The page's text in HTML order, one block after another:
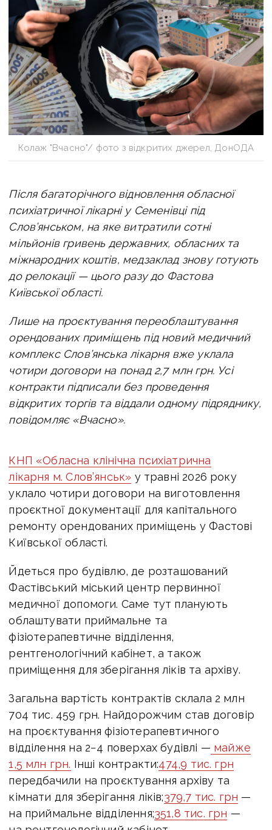
Колаж "Вчасно"/ фото з відкритих джерел, ДонОДА
Після багаторічного відновлення обласної
психіатричної лікарні у Семенівці під
Слов’янськом, на яке витратили сотні
мільйонів гривень державних, обласних та
міжнародних коштів, медзаклад знову готують
до релокації — цього разу до Фастова
Київської області.
Лише на проєктування переоблаштування
орендованих приміщень під новий медичний
комплекс Слов’янська лікарня вже уклала
чотири договори на понад 2,7 млн грн. Усі
контракти підписали без проведення
відкритих торгів та віддали одному підряднику,
повідомляє «Вчасно».
КНП «Обласна клінічна психіатрична
лікарня м. Слов’янськ» у травні 2026 року
уклало чотири договори на виготовлення
проєктної документації для капітального
ремонту орендованих приміщень у Фастові
Київської області.
Йдеться про будівлю, де розташований
Фастівський міський центр первинної
медичної допомоги. Саме тут планують
облаштувати приймальне та
фізіотерапевтичне відділення,
рентгенологічний кабінет, а також
приміщення для зберігання ліків та архіву.
Загальна вартість контрактів склала 2 млн
704 тис. 459 грн. Найдорожчим став договір
на проєктування фізіотерапевтичного
відділення на 2−4 поверхах будівлі — майже
1,5 млн грн. Інші контракти:474,9 тис. грн
передбачили на проєктування архіву та
кімнати для зберігання ліків;379,7 тис. грн —
на приймальне відділення;351,8 тис. грн —